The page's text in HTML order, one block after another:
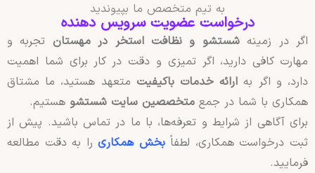
به تیم متخصص ما بپیوندید
درخواست عضویت سرویس دهنده
اگر در زمینه شستشو و نظافت استخر در مهستانتجربه و
مهارت کافی دارید، اگر تمیزی و دقت در کار برای شما اهمیت
دارد، و اگر به ارائه خدمات باکیفیتمتعهد هستید، ما مشتاق
همکاری با شما در جمع متخصصین سایت شستشوهستیم.
برای آگاهی از شرایط و تعرفه‌ها، با ما در تماس باشید. پیش از
ثبت درخواست همکاری، لطفاً بخش همکاریرا به دقت مطالعه
فرمایید.